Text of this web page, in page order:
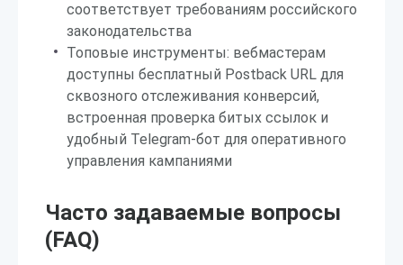
соответствует требованиям российского
законодательства
Топовые инструменты: вебмастерам
доступны бесплатный Postback URL для
сквозного отслеживания конверсий,
встроенная проверка битых ссылок и
удобный Telegram-бот для оперативного
управления кампаниями
Часто задаваемые вопросы
(FAQ)